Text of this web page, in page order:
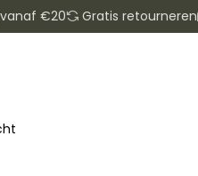
€20 Gratis retourneren